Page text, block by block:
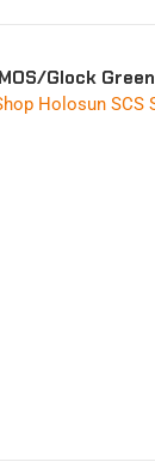
Glock Green